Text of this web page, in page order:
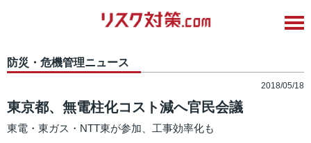
防災・危機管理ニュース
2018/05/18
東京都、無電柱化コスト減へ官民会議
東電・東ガス・NTT東が参加、工事効率化も